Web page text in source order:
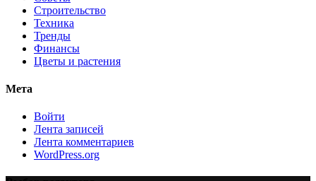
Строительство
Техника
Тренды
Финансы
Цветы и растения
Мета
Войти
Лента записей
Лента комментариев
WordPress.org